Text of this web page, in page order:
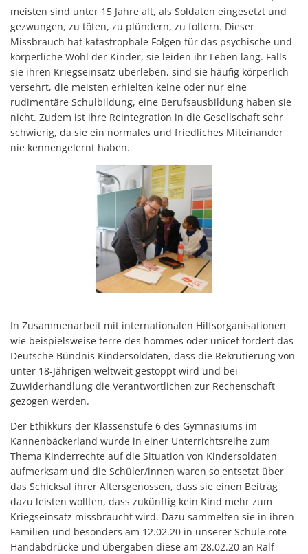
meisten sind unter 15 Jahre alt, als Soldaten eingesetzt und
gezwungen, zu töten, zu plündern, zu foltern. Dieser
Missbrauch hat katastrophale Folgen für das psychische und
körperliche Wohl der Kinder, sie leiden ihr Leben lang. Falls
sie ihren Kriegseinsatz überleben, sind sie häufig körperlich
versehrt, die meisten erhielten keine oder nur eine
rudimentäre Schulbildung, eine Berufsausbildung haben sie
nicht. Zudem ist ihre Reintegration in die Gesellschaft sehr
schwierig, da sie ein normales und friedliches Miteinander
nie kennengelernt haben.
In Zusammenarbeit mit internationalen Hilfsorganisationen
wie beispielsweise terre des hommes oder unicef fordert das
Deutsche Bündnis Kindersoldaten, dass die Rekrutierung von
unter 18-Jährigen weltweit gestoppt wird und bei
Zuwiderhandlung die Verantwortlichen zur Rechenschaft
gezogen werden.
Der Ethikkurs der Klassenstufe 6 des Gymnasiums im
Kannenbäckerland wurde in einer Unterrichtsreihe zum
Thema Kinderrechte auf die Situation von Kindersoldaten
aufmerksam und die Schüler/innen waren so entsetzt über
das Schicksal ihrer Altersgenossen, dass sie einen Beitrag
dazu leisten wollten, dass zukünftig kein Kind mehr zum
Kriegseinsatz missbraucht wird. Dazu sammelten sie in ihren
Familien und besonders am 12.02.20 in unserer Schule rote
Handabdrücke und übergaben diese am 28.02.20 an Ralf